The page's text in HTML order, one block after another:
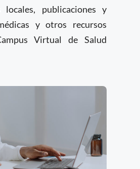
locales, publicaciones y
y otros recursos
Virtual de Salud